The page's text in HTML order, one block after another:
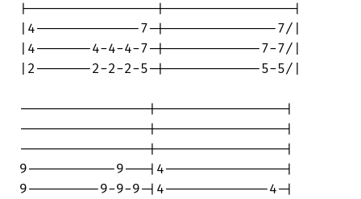
|----------------|----------------|
|4-------------7-|--------------7/|
|4-------4-4-4-7-|------------7-7/|
|2-------2-2-2-5-|------------5-5/|
----------------|----------------|
----------------|----------------|
----------------|----------------|
9-----------9---|4---------------|
9---------9-9-9-|4-------------4-|